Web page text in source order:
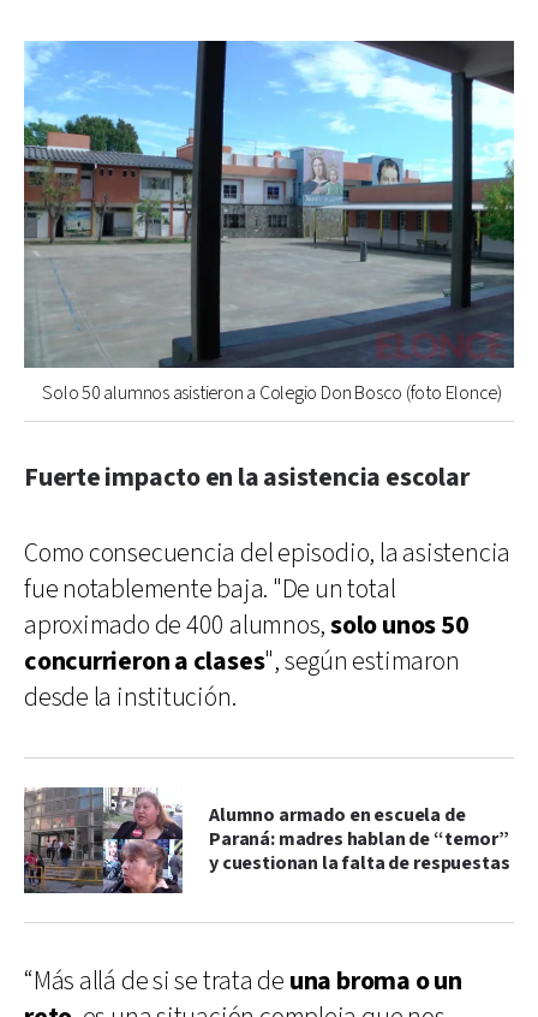
Solo 50 alumnos asistieron a Colegio Don Bosco (foto Elonce)
Fuerte impacto en la asistencia escolar
Como consecuencia del episodio, la asistencia
fue notablemente baja. "De un total
aproximado de 400 alumnos,solo unos 50
concurrieron a clases", según estimaron
desde la institución.
Alumno armado en escuela de
Paraná: madres hablan de “temor”
y cuestionan la falta de respuestas
“Más allá de si se trata de una broma o un